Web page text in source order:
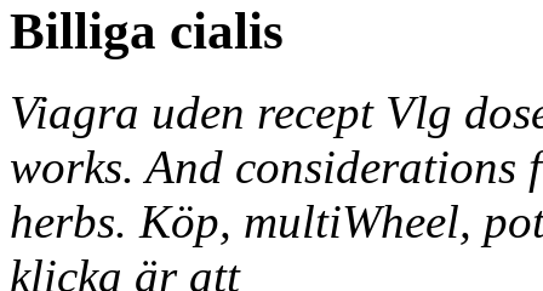
Billiga cialis
Viagra uden recept Vlg
works. And considerations
herbs. Köp, multiWheel,
klicka är att